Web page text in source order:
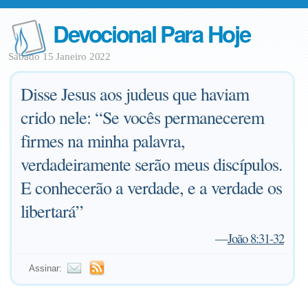
Devocional Para Hoje
Sábado 15 Janeiro 2022
Disse Jesus aos judeus que haviam
crido nele: “Se vocês permanecerem
firmes na minha palavra,
verdadeiramente serão meus discípulos.
E conhecerão a verdade, e a verdade os
libertará”
—João 8:31-32
Assinar: